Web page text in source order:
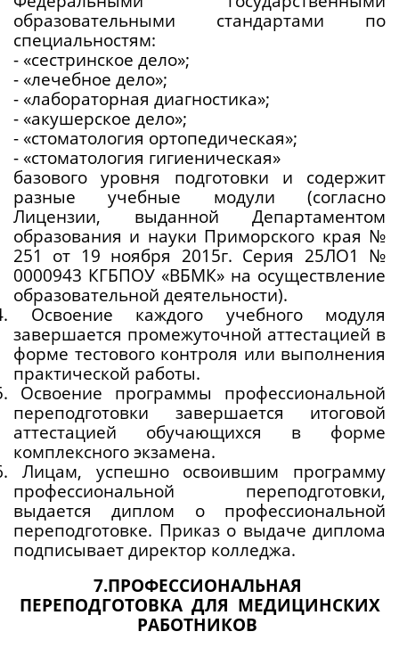
образовательными стандартами по
специальностям:
- «сестринское дело»;
- «лечебное дело»;
- «лабораторная диагностика»;
- «акушерское дело»;
- «стоматология ортопедическая»;
- «стоматология гигиеническая»
базового уровня подготовки и содержит
разные учебные модули (согласно
Лицензии, выданной Департаментом
образования и науки Приморского края №
251 от 19 ноября 2015г. Серия 25ЛО1 №
0000943 КГБПОУ «ВБМК» на осуществление
образовательной деятельности).
Освоение каждого учебного модуля
завершается промежуточной аттестацией в
форме тестового контроля или выполнения
практической работы.
Освоение программы профессиональной
переподготовки завершается итоговой
аттестацией обучающихся в форме
комплексного экзамена.
Лицам, успешно освоившим программу
профессиональной переподготовки,
выдается диплом о профессиональной
переподготовке. Приказ о выдаче диплома
подписывает директор колледжа.
7.ПРОФЕССИОНАЛЬНАЯ
ПЕРЕПОДГОТОВКА  ДЛЯ  МЕДИЦИНСКИХ
РАБОТНИКОВ